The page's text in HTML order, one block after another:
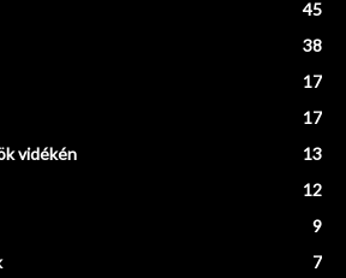
45
38
17
17
vidékén
13
12
9
7